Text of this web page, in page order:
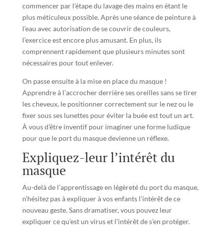
commencer par l’étape du lavage des mains en étant le
plus méticuleux possible. Après une séance de peinture à
l’eau avec autorisation de se couvrir de couleurs,
l’exercice est encore plus amusant. En plus, ils
comprennent rapidement que plusieurs minutes sont
nécessaires pour tout enlever.
On passe ensuite à la mise en place du masque !
Apprendre à l’accrocher derrière ses oreilles sans se tirer
les cheveux, le positionner correctement sur le nez ou le
fixer sous ses lunettes pour éviter la buée est tout un art.
À vous d’être inventif pour imaginer une forme ludique
pour que le port du masque devienne un réflexe.
Expliquez-leur l’intérêt du
masque
Au-delà de l’apprentissage en légèreté du port du masque,
n’hésitez pas à expliquer à vos enfants l’intérêt de ce
nouveau geste. Sans dramatiser, vous pouvez leur
expliquer ce qu’est un virus et l’intérêt de s’en protéger.